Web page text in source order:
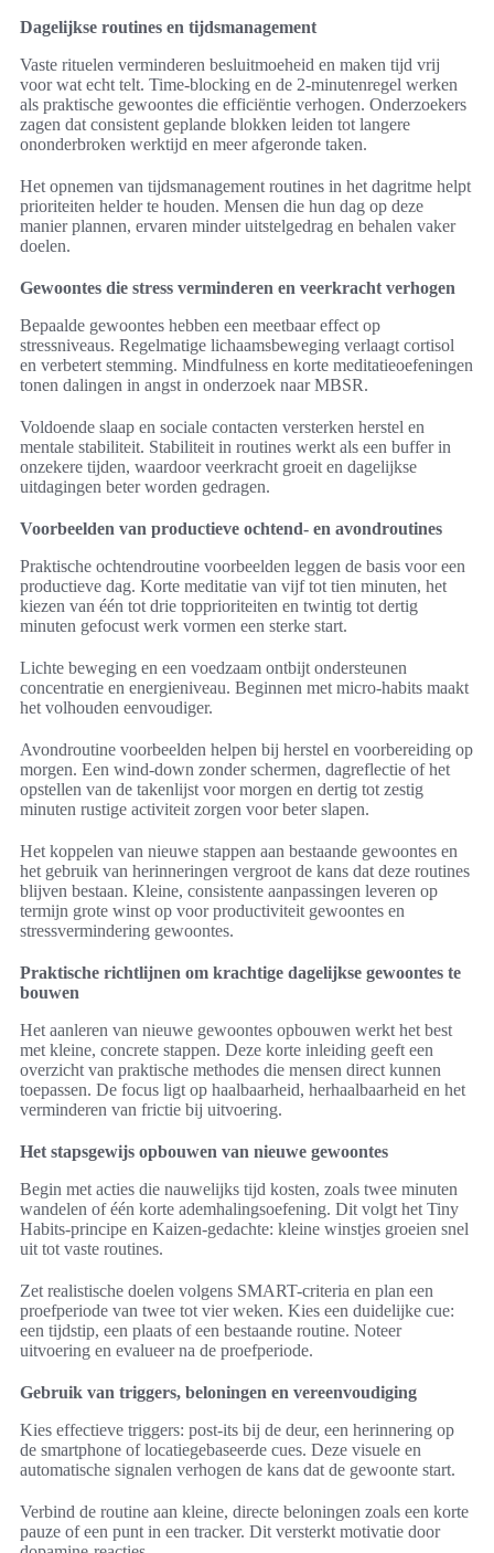
Dagelijkse routines en tijdsmanagement
Vaste rituelen verminderen besluitmoeheid en maken tijd vrij
voor wat echt telt. Time-blocking en de 2-minutenregel werken
als praktische gewoontes die efficiëntie verhogen. Onderzoekers
zagen dat consistent geplande blokken leiden tot langere
ononderbroken werktijd en meer afgeronde taken.
Het opnemen van tijdsmanagement routines in het dagritme helpt
prioriteiten helder te houden. Mensen die hun dag op deze
manier plannen, ervaren minder uitstelgedrag en behalen vaker
doelen.
Gewoontes die stress verminderen en veerkracht verhogen
Bepaalde gewoontes hebben een meetbaar effect op
stressniveaus. Regelmatige lichaamsbeweging verlaagt cortisol
en verbetert stemming. Mindfulness en korte meditatieoefeningen
tonen dalingen in angst in onderzoek naar MBSR.
Voldoende slaap en sociale contacten versterken herstel en
mentale stabiliteit. Stabiliteit in routines werkt als een buffer in
onzekere tijden, waardoor veerkracht groeit en dagelijkse
uitdagingen beter worden gedragen.
Voorbeelden van productieve ochtend- en avondroutines
Praktische ochtendroutine voorbeelden leggen de basis voor een
productieve dag. Korte meditatie van vijf tot tien minuten, het
kiezen van één tot drie topprioriteiten en twintig tot dertig
minuten gefocust werk vormen een sterke start.
Lichte beweging en een voedzaam ontbijt ondersteunen
concentratie en energieniveau. Beginnen met micro-habits maakt
het volhouden eenvoudiger.
Avondroutine voorbeelden helpen bij herstel en voorbereiding op
morgen. Een wind-down zonder schermen, dagreflectie of het
opstellen van de takenlijst voor morgen en dertig tot zestig
minuten rustige activiteit zorgen voor beter slapen.
Het koppelen van nieuwe stappen aan bestaande gewoontes en
het gebruik van herinneringen vergroot de kans dat deze routines
blijven bestaan. Kleine, consistente aanpassingen leveren op
termijn grote winst op voor productiviteit gewoontes en
stressvermindering gewoontes.
Praktische richtlijnen om krachtige dagelijkse gewoontes te
bouwen
Het aanleren van nieuwe gewoontes opbouwen werkt het best
met kleine, concrete stappen. Deze korte inleiding geeft een
overzicht van praktische methodes die mensen direct kunnen
toepassen. De focus ligt op haalbaarheid, herhaalbaarheid en het
verminderen van frictie bij uitvoering.
Het stapsgewijs opbouwen van nieuwe gewoontes
Begin met acties die nauwelijks tijd kosten, zoals twee minuten
wandelen of één korte ademhalingsoefening. Dit volgt het Tiny
Habits-principe en Kaizen-gedachte: kleine winstjes groeien snel
uit tot vaste routines.
Zet realistische doelen volgens SMART-criteria en plan een
proefperiode van twee tot vier weken. Kies een duidelijke cue:
een tijdstip, een plaats of een bestaande routine. Noteer
uitvoering en evalueer na de proefperiode.
Gebruik van triggers, beloningen en vereenvoudiging
Kies effectieve triggers: post-its bij de deur, een herinnering op
de smartphone of locatiegebaseerde cues. Deze visuele en
automatische signalen verhogen de kans dat de gewoonte start.
Verbind de routine aan kleine, directe beloningen zoals een korte
pauze of een punt in een tracker. Dit versterkt motivatie door